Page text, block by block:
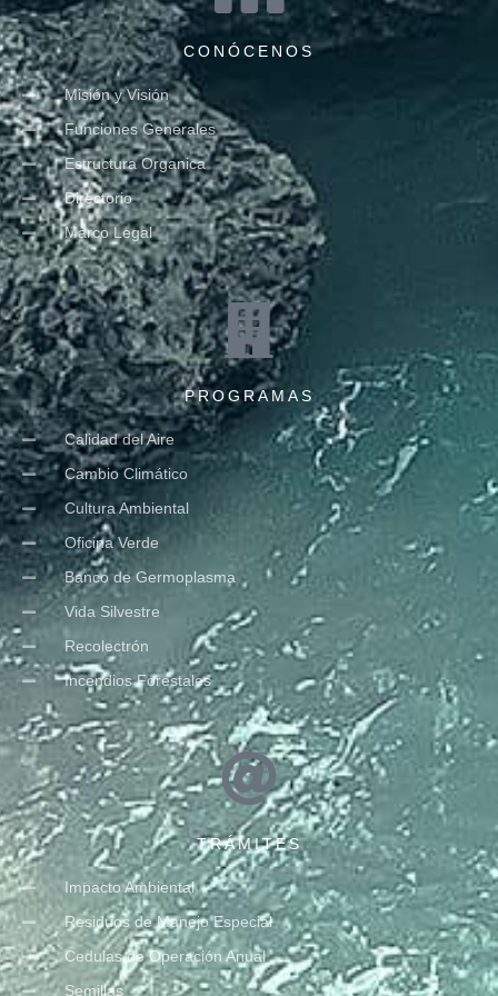
CONÓCENOS
Misión y Visión
Funciones Generales
Estructura Organica
Directorio
Marco Legal
PROGRAMAS
Calidad del Aire
Cambio Climático
Cultura Ambiental
Oficina Verde
Banco de Germoplasma
Vida Silvestre
Recolectrón
Incendios Forestales
TRÁMITES
Impacto Ambiental
Residuos de Manejo Especial
Cedulas de Operación Anual
Semillas